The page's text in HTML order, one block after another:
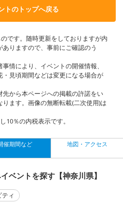
トのトップへ戻る
です。随時更新をしておりますが内
りますので、事前にご確認のう
情により、イベントの開催情報、
見頃期間などは変更になる場合が
から本ページへの掲載の許諾をい
ます。画像の無断転載(二次使用)は
10％の内税表示です。
催期間など 地図・アクセス
ベントを探す【神奈川県】
ィ